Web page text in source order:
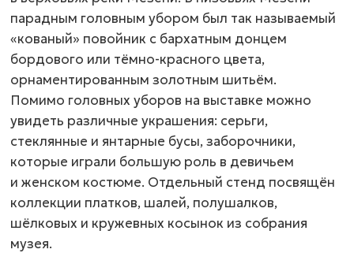
парадным головным убором был так называемый
«кованый» повойник с бархатным донцем
бордового или тёмно-красного цвета,
орнаментированным золотным шитьём.
Помимо головных уборов на выставке можно
увидеть различные украшения: серьги,
стеклянные и янтарные бусы, заборочники,
которые играли большую роль в девичьем
и женском костюме. Отдельный стенд посвящён
коллекции платков, шалей, полушалков,
шёлковых и кружевных косынок из собрания
музея.